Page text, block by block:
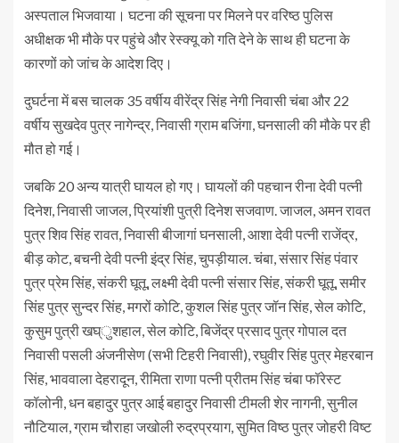
अस्पताल भिजवाया। घटना की सूचना पर मिलने पर वरिष्ठ पुलिस
अधीक्षक भी मौके पर पहुंचे और रेस्क्यू को गति देने के साथ ही घटना के
कारणों को जांच के आदेश दिए।
दुघर्टना में बस चालक 35 वर्षीय वीरेंद्र सिंह नेगी निवासी चंबा और 22
वर्षीय सुखदेव पुत्र नागेन्द्र, निवासी ग्राम बजिंगा, घनसाली की मौके पर ही
मौत हो गई।
जबकि 20 अन्य यात्री घायल हो गए। घायलों की पहचान रीना देवी पत्नी
दिनेश, निवासी जाजल, प्रियांशी पुत्री दिनेश सजवाण. जाजल, अमन रावत
पुत्र शिव सिंह रावत, निवासी बीजागां घनसाली, आशा देवी पत्नी राजेंद्र,
बीड़ कोट, बचनी देवी पत्नी इंद्र सिंह, चुपड़ीयाल. चंबा, संसार सिंह पंवार
पुत्र प्रेम सिंह, संकरी घूतू, लक्ष्मी देवी पत्नी संसार सिंह, संकरी घूतू, समीर
सिंह पुत्र सुन्दर सिंह, मगरों कोटि, कुशल सिंह पुत्र जॉन सिंह, सेल कोटि,
कुसुम पुत्री खघ्ुशहाल, सेल कोटि, बिजेंद्र प्रसाद पुत्र गोपाल दत
निवासी पसली अंजनीसेण (सभी टिहरी निवासी), रघुवीर सिंह पुत्र मेहरबान
सिंह, भाववाला देहरादून, रीमिता राणा पत्नी प्रीतम सिंह चंबा फॉरेस्ट
कॉलोनी, धन बहादुर पुत्र आई बहादुर निवासी टीमली शेर नागनी, सुनील
नौटियाल, ग्राम चौराहा जखोली रुद्रप्रयाग, सुमित विष्ठ पुत्र जोहरी विष्ट